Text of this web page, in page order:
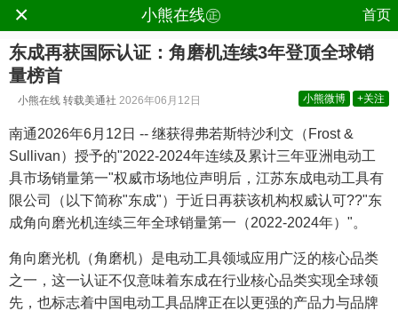
× 小熊在线㊣ 首页
东成再获国际认证：角磨机连续3年登顶全球销
量榜首
小熊在线 转载美通社 2026年06月12日 小熊微博 +关注
南通2026年6月12日 -- 继获得弗若斯特沙利文（Frost &
Sullivan）授予的"2022-2024年连续及累计三年亚洲电动工
具市场销量第一"权威市场地位声明后，江苏东成电动工具有
限公司（以下简称"东成"）于近日再获该机构权威认可??"东
成角向磨光机连续三年全球销量第一（2022-2024年）"。
角向磨光机（角磨机）是电动工具领域应用广泛的核心品类
之一，这一认证不仅意味着东成在行业核心品类实现全球领
先，也标志着中国电动工具品牌正在以更强的产品力与品牌